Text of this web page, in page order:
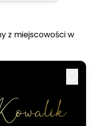
z miejscowości w